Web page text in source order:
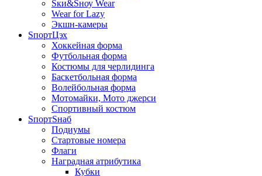
Sки&Sноу Wear
Wear for Lazy
Экшн-камеры
SпортЦэх
Хоккейная форма
Футбольная форма
Костюмы для черлидинга
Баскетбольная форма
Волейбольная форма
Мотомайки, Мото джерси
Спортивный костюм
SпортSнаб
Подиумы
Стартовые номера
Флаги
Наградная атрибутика
Кубки